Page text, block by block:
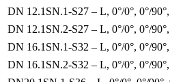
DN 12.1SN.1-S27 – L, 0°/0°, 0°/90°,
DN 12.1SN.2-S27 – L, 0°/0°, 0°/
DN 16.1SN.1-S32 – L, 0°/0°, 0°/90°,
DN 16.1SN.2-S32 – L, 0°/0°, 0°/90°,